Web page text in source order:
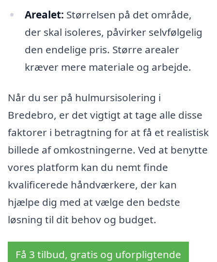
Arealet: Størrelsen på det område,
der skal isoleres, påvirker selvfølgelig
den endelige pris. Større arealer
kræver mere materiale og arbejde.
Når du ser på hulmursisolering i
Bredebro, er det vigtigt at tage alle disse
faktorer i betragtning for at få et realistisk
billede af omkostningerne. Ved at benytte
vores platform kan du nemt finde
kvalificerede håndværkere, der kan
hjælpe dig med at vælge den bedste
løsning til dit behov og budget.
Få 3 tilbud, gratis og uforpligtende